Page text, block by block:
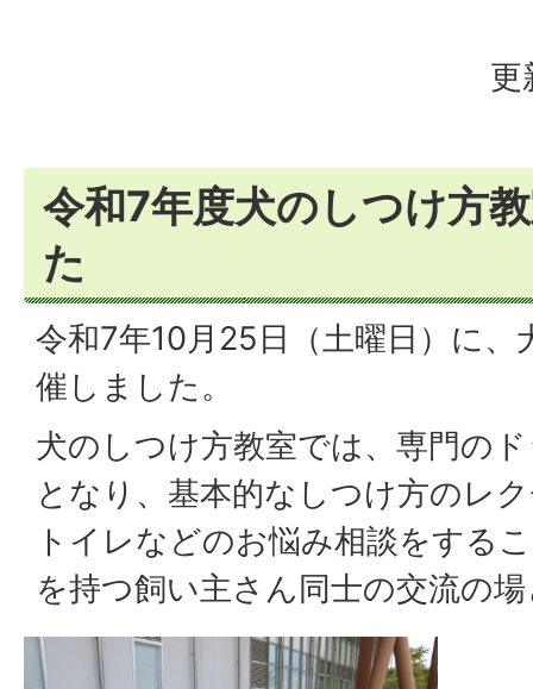
更
令和7年度犬のしつけ方
た
令和7年10月25日（土曜日）に、
催しました。
犬のしつけ方教室では、専門の
となり、基本的なしつけ方のレ
トイレなどのお悩み相談をする
を持つ飼い主さん同士の交流の